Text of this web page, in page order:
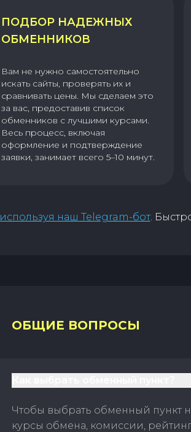
ПОДБОР НАДЕЖНЫХ
ОБМЕННИКОВ
Вам не нужно самостоятельно
искать сайты, проверять их и
сравнивать цены. Мы сделаем это
за вас, предоставив список
обменников с лучшими курсами.
Весь процесс, включая
оформление и подтверждение
заявки, занимает всего 5–10 минут.
используя наш Telegram-бот.
ОБЩИЕ ВОПРОСЫ
Чтобы выбрать обменный пункт
курсы обмена, комиссии,